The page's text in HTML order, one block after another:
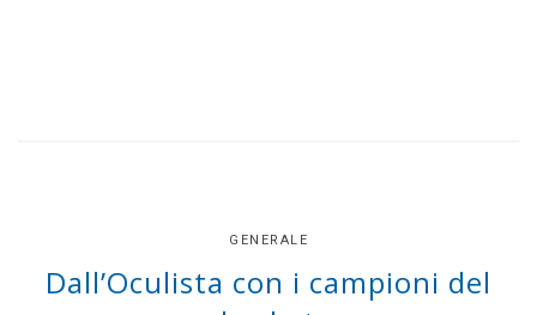
GENERALE
Dall’Oculista con i campioni del